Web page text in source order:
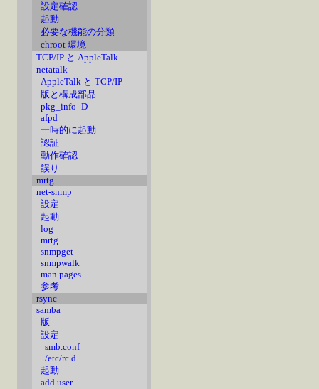
設定確認
起動
必要な機能の分類
chroot 環境
TCP/IP と AppleTalk
netatalk
AppleTalk と TCP/IP
版と構成部品
pkg_info -D
afpd
一時的に起動
認証
動作確認
誤り
mrtg
net-snmp
設定
起動
log
mrtg
snmpget
snmpwalk
man pages
参考
rsync
samba
版
設定
smb.conf
/etc/rc.d
起動
add user